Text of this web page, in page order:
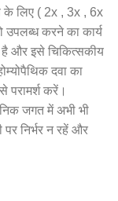
के लिए ( 2x , 3x , 6x
करने का कार्य
है और इसे चिकित्सकीय
दवा का
परामर्श करें।
जगत में अभी भी
पर निर्भर न रहें और